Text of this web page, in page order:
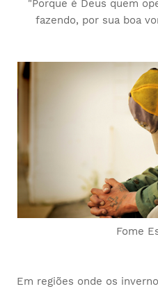
"Porque é Deus quem
fazendo, por sua boa
Fome
Em regiões onde os